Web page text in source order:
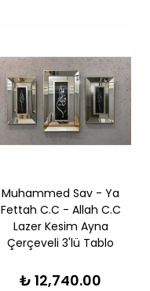
Muhammed Sav - Ya
Fettah C.C - Allah C.C
Lazer Kesim Ayna
Çerçeveli 3'lü Tablo
₺ 12,740.00